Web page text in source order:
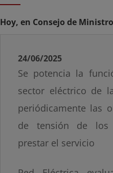
Hoy, en Consejo de
24/06/2025
Se potencia la
sector eléctrico de
periódicamente las
de tensión de los
prestar el servicio